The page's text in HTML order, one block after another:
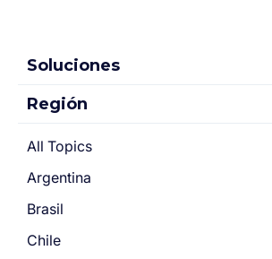
Soluciones
Región
All Topics
Argentina
Brasil
Chile